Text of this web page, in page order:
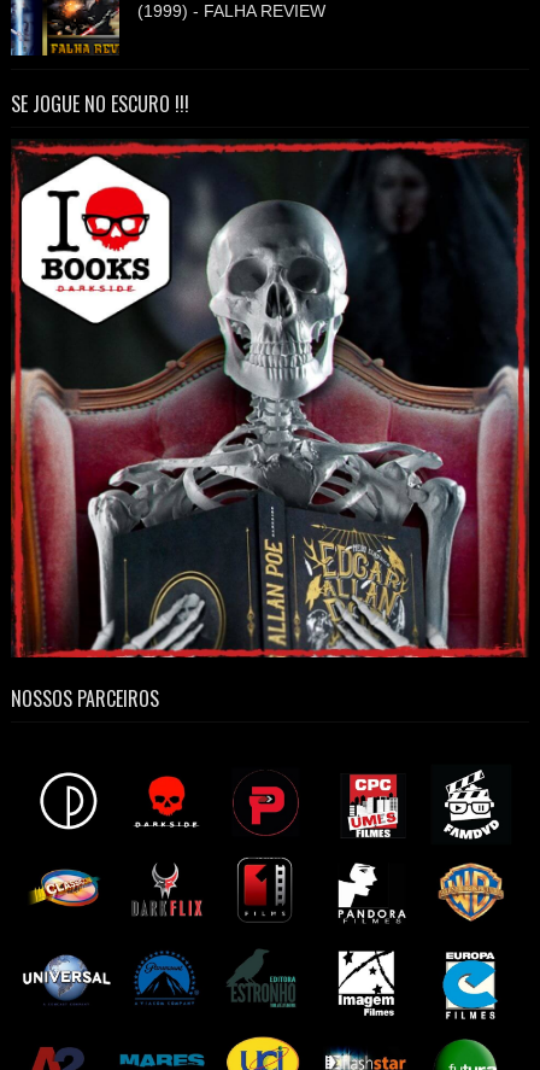
(1999) - FALHA REVIEW
SE JOGUE NO ESCURO !!!
NOSSOS PARCEIROS